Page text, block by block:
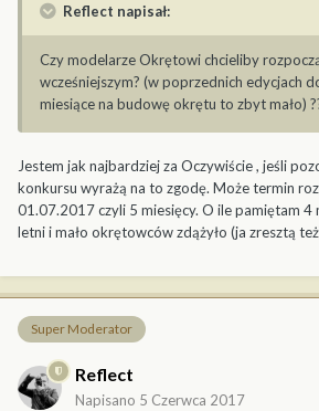
Reflect napisał:
Czy modelarze Okrętowi chcieliby
wcześniejszym? (w poprzednich edycjach
miesiące na budowę okrętu to zbyt mało)
Jestem jak najbardziej za Oczywiście , jeśli
konkursu wyrażą na to zgodę. Może termin
01.07.2017 czyli 5 miesięcy. O ile pamiętam 4
letni i mało okrętowców zdążyło (ja zresztą
Super Moderator
Reflect
Napisano 5 Czerwca 2017